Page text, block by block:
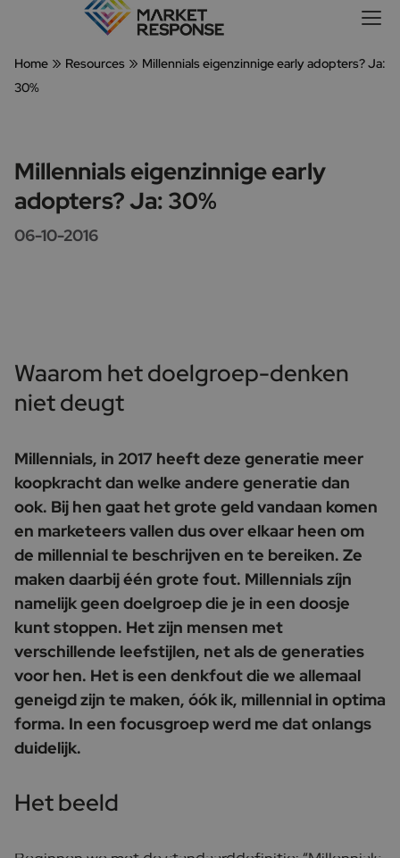
Home » Resources » Millennials eigenzinnige early adopters? Ja:
30%
Millennials eigenzinnige early
adopters? Ja: 30%
06-10-2016
Waarom het doelgroep-denken
niet deugt
Millennials, in 2017 heeft deze generatie meer
koopkracht dan welke andere generatie dan
ook. Bij hen gaat het grote geld vandaan komen
en marketeers vallen dus over elkaar heen om
de millennial te beschrijven en te bereiken. Ze
maken daarbij één grote fout. Millennials zíjn
namelijk geen doelgroep die je in een doosje
kunt stoppen. Het zijn mensen met
verschillende leefstijlen, net als de generaties
voor hen. Het is een denkfout die we allemaal
geneigd zijn te maken, óók ik, millennial in optima
forma. In een focusgroep werd me dat onlangs
duidelijk.
Het beeld